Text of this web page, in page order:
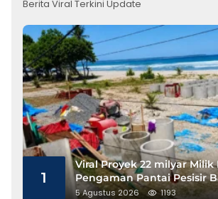
Berita Viral Terkini Update
1
Viral Proyek 22 milyar Milik
Pengaman Pantai Pesisir
Gunakan Besi Banci
5 Agustus 2026 1193